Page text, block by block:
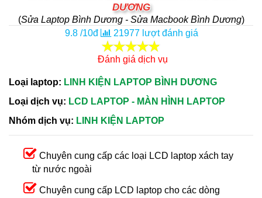
DƯƠNG
(Sửa Laptop Bình Dương - Sửa Macbook Bình Dương)
9.8/10đ 21977lượt đánh giá
Đánh giá dịch vụ
Loại laptop: LINH KIỆN LAPTOP BÌNH DƯƠNG
Loại dịch vụ: LCD LAPTOP - MÀN HÌNH LAPTOP
Nhóm dịch vụ: LINH KIỆN LAPTOP
Chuyên cung cấp các loại LCD laptop xách tay
từ nước ngoài
Chuyên cung cấp LCD laptop cho các dòng